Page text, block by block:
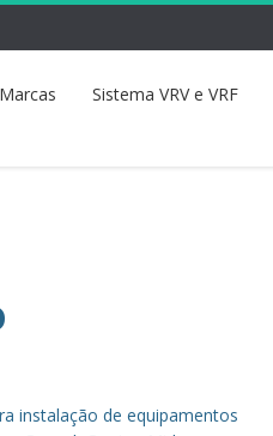
Marcas Sistema VRV e VRF
instalação de equipamentos